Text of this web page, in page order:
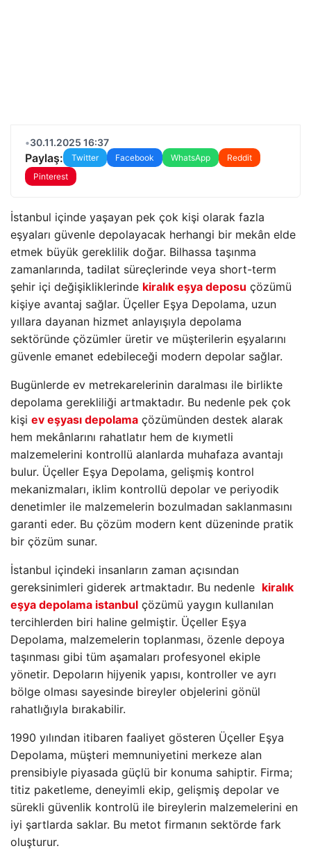
•30.11.2025 16:37
Paylaş: Twitter Facebook WhatsApp
Reddit
Pinterest
İstanbul içinde yaşayan pek çok kişi olarak fazla
eşyaları güvenle depolayacak herhangi bir mekân elde
etmek büyük gereklilik doğar. Bilhassa taşınma
zamanlarında, tadilat süreçlerinde veya short-term
şehir içi değişikliklerinde kiralık eşya deposu çözümü
kişiye avantaj sağlar. Üçeller Eşya Depolama, uzun
yıllara dayanan hizmet anlayışıyla depolama
sektöründe çözümler üretir ve müşterilerin eşyalarını
güvenle emanet edebileceği modern depolar sağlar.
Bugünlerde ev metrekarelerinin daralması ile birlikte
depolama gerekliliği artmaktadır. Bu nedenle pek çok
kişi ev eşyası depolama çözümünden destek alarak
hem mekânlarını rahatlatır hem de kıymetli
malzemelerini kontrollü alanlarda muhafaza avantajı
bulur. Üçeller Eşya Depolama, gelişmiş kontrol
mekanizmaları, iklim kontrollü depolar ve periyodik
denetimler ile malzemelerin bozulmadan saklanmasını
garanti eder. Bu çözüm modern kent düzeninde pratik
bir çözüm sunar.
İstanbul içindeki insanların zaman açısından
gereksinimleri giderek artmaktadır. Bu nedenle kiralık
eşya depolama istanbul çözümü yaygın kullanılan
tercihlerden biri haline gelmiştir. Üçeller Eşya
Depolama, malzemelerin toplanması, özenle depoya
taşınması gibi tüm aşamaları profesyonel ekiple
yönetir. Depoların hijyenik yapısı, kontroller ve ayrı
bölge olması sayesinde bireyler objelerini gönül
rahatlığıyla bırakabilir.
1990 yılından itibaren faaliyet gösteren Üçeller Eşya
Depolama, müşteri memnuniyetini merkeze alan
prensibiyle piyasada güçlü bir konuma sahiptir. Firma;
titiz paketleme, deneyimli ekip, gelişmiş depolar ve
sürekli güvenlik kontrolü ile bireylerin malzemelerini en
iyi şartlarda saklar. Bu metot firmanın sektörde fark
oluşturur.